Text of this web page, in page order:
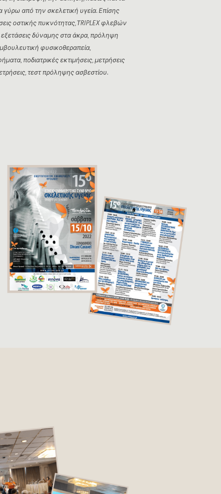
γύρω από την σκελετική υγεία. Επίσης
οστικής πυκνότητας,ΤRIPLEX φλεβών
δύναμης στα άκρα, πρόληψη
φυσικοθεραπεία,
ποδιατρικές εκτιμήσεις, μετρήσεις
τεστ πρόληψης ασβεστίου.